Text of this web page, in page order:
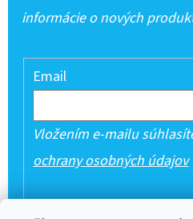
informácie o nových
Email
Vložením e-mailu
ochrany osobných údajov